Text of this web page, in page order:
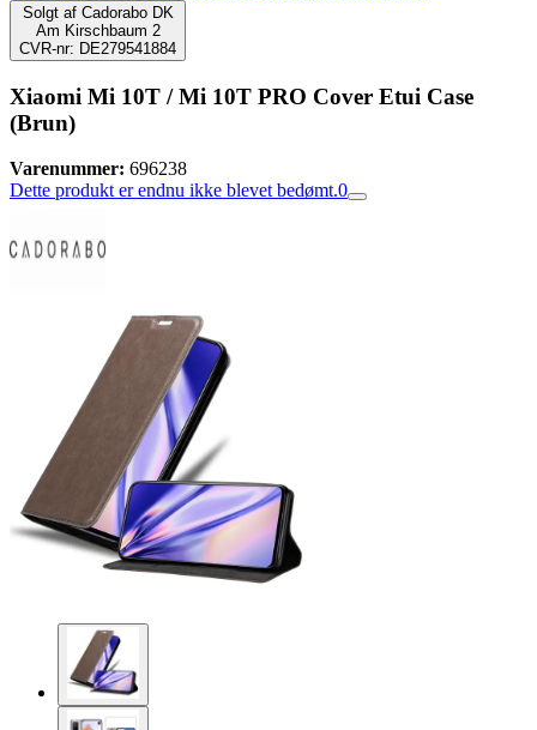
Solgt af Cadorabo DK
Am Kirschbaum 2
CVR-nr: DE279541884
Xiaomi Mi 10T / Mi 10T PRO Cover Etui Case
(Brun)
Varenummer: 696238
Dette produkt er endnu ikke blevet bedømt.0